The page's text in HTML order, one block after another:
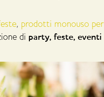
, prodotti monouso per
di party, feste, eventi